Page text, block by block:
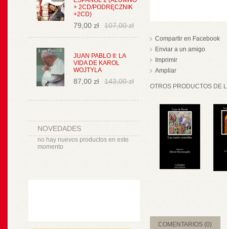
+ 2CD/PODRĘCZNIK
+2CD)
79,00 zł 107,00 zł
JUAN PABLO II: LA
VIDA DE KAROL
WOJTYLA
87,00 zł 143,00 zł
NOVEDADES
no hay nuevos productos en este
momento
Compartir en Facebook
Enviar a un amigo
Imprimir
Ampliar
OTROS PRODUCTOS DE
COMENTARIOS (0)